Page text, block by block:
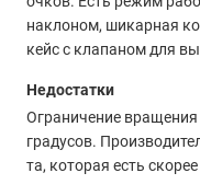
наклоном, шикарная
кейс с клапаном для
Недостатки
Ограничение
градусов.
та, которая есть